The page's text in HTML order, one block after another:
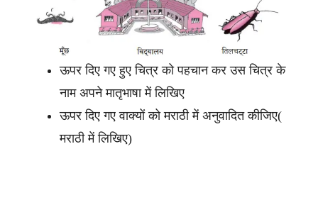
ऊपर दिए गए हुए चित्र को पहचान कर उस चित्र के
नाम अपने मातृभाषा में लिखिए
ऊपर दिए गए वाक्यों को मराठी में अनुवादित कीजिए(
मराठी में लिखिए)